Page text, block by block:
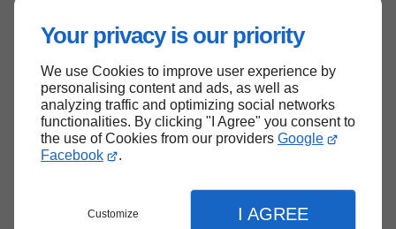
Your privacy is our priority
We use Cookies to improve user experience by
personalising content and ads, as well as
analyzing traffic and optimizing social networks
functionalities. By clicking "I Agree" you consent to
the use of Cookies from our providers Google
Facebook
.
Customize I AGREE
Plan du site
Haut de page